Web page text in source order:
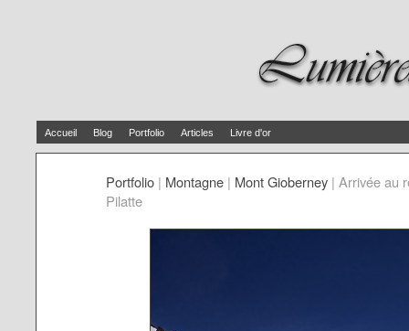
Accueil Blog Portfolio Articles Livre d'or
Portfolio | Montagne | Mont Gioberney | Arrivée au
Pilatte